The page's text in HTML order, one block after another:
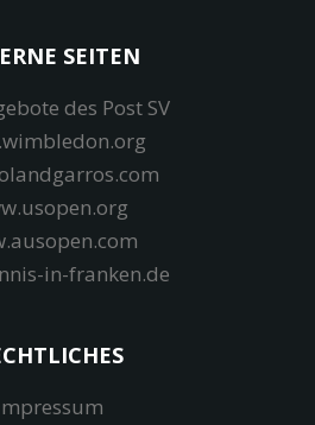
SEITEN
des Post SV
in-franken.de